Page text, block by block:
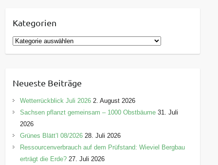
Kategorien
K
a
g
o
r
e
n
Neueste Beiträge
Wetterrückblick Juli 2026 2. August 2026
Sachsen pflanzt gemeinsam – 1000 Obstbäume 31. Juli
2026
Grünes Blätt’l 08/2026 28. Juli 2026
Ressourcenverbrauch auf dem Prüfstand: Wieviel Bergbau
erträgt die Erde? 27. Juli 2026